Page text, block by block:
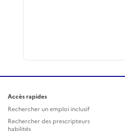
Accès rapides
Rechercher un emploi inclusif
Rechercher des prescripteurs
habilités